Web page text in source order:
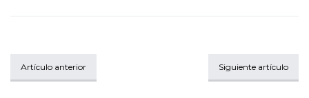
Artículo anterior Siguiente artículo